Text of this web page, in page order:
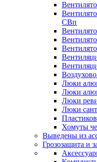
СВп
Люки
Люки
Люки
Люки
Хомуты
Выведены из
Грозозащита и